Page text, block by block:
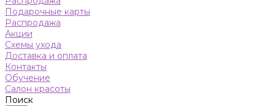
Подарочные карты
Распродажа
Акции
Схемы ухода
Доставка и оплата
Контакты
Обучение
Салон красоты
Поиск